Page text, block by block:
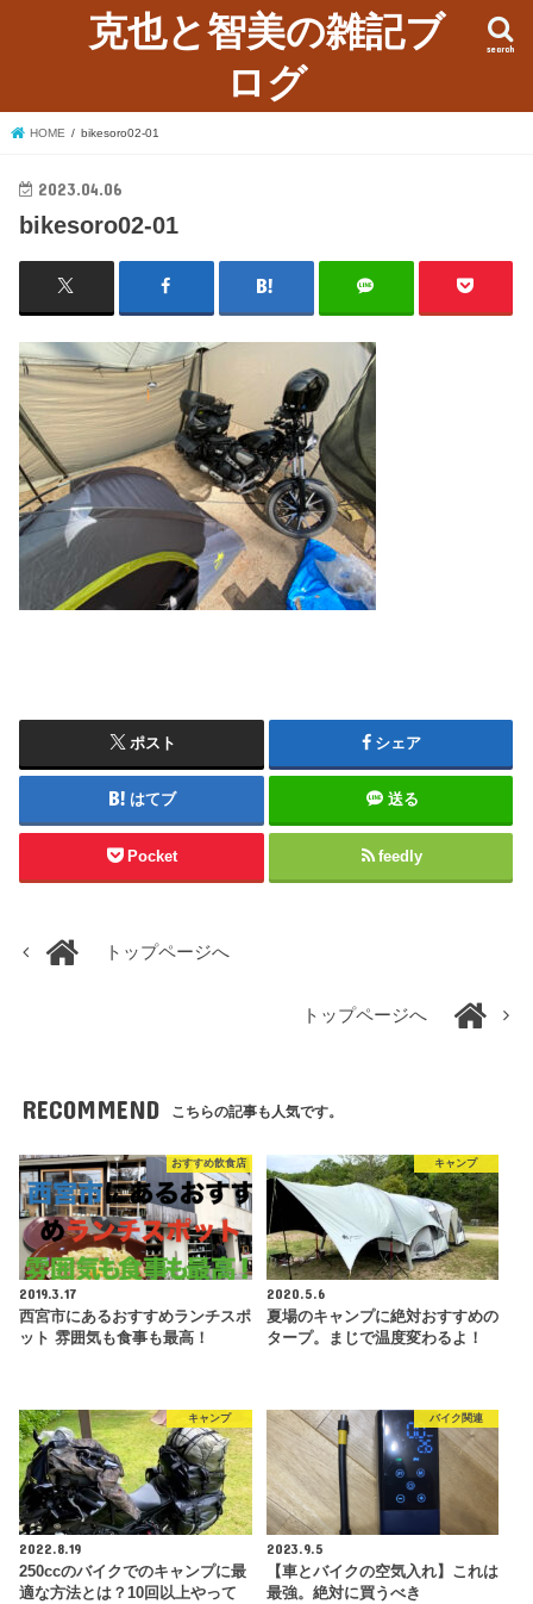
克也と智美の雑記ブ
ログ
search
HOME bikesoro02-01
2023.04.06
bikesoro02-01
ポスト シェア
はてブ 送る
Pocket feedly
トップページへ
トップページへ
RECOMMEND こちらの記事も人気です。
おすすめ飲食店
2019.3.17
西宮市にあるおすすめランチスポ
ット 雰囲気も食事も最高！
キャンプ
2020.5.6
夏場のキャンプに絶対おすすめの
タープ。まじで温度変わるよ！
キャンプ
2022.8.19
250ccのバイクでのキャンプに最
適な方法とは？10回以上やって
バイク関連
2023.9.5
【車とバイクの空気入れ】これは
最強。絶対に買うべき